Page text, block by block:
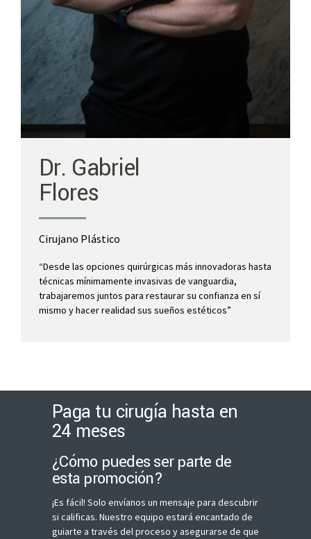
Dr. Gabriel
Flores
Cirujano Plástico
“Desde las opciones quirúrgicas más innovadoras hasta
técnicas mínimamente invasivas de vanguardia,
trabajaremos juntos para restaurar su confianza en sí
mismo y hacer realidad sus sueños estéticos”
Paga tu cirugía hasta en
24 meses
¿Cómo puedes ser parte de
esta promoción?
¡Es fácil! Solo envíanos un mensaje para descubrir
si calificas. Nuestro equipo estará encantado de
guiarte a través del proceso y asegurarse de que